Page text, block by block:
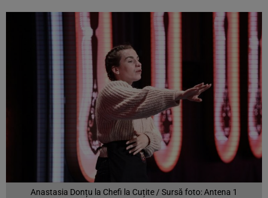
Anastasia Donțu la Chefi la Cuțite / Sursă foto: Antena 1